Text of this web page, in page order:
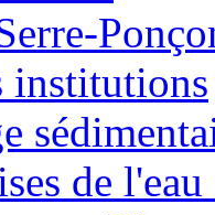
institutions
de